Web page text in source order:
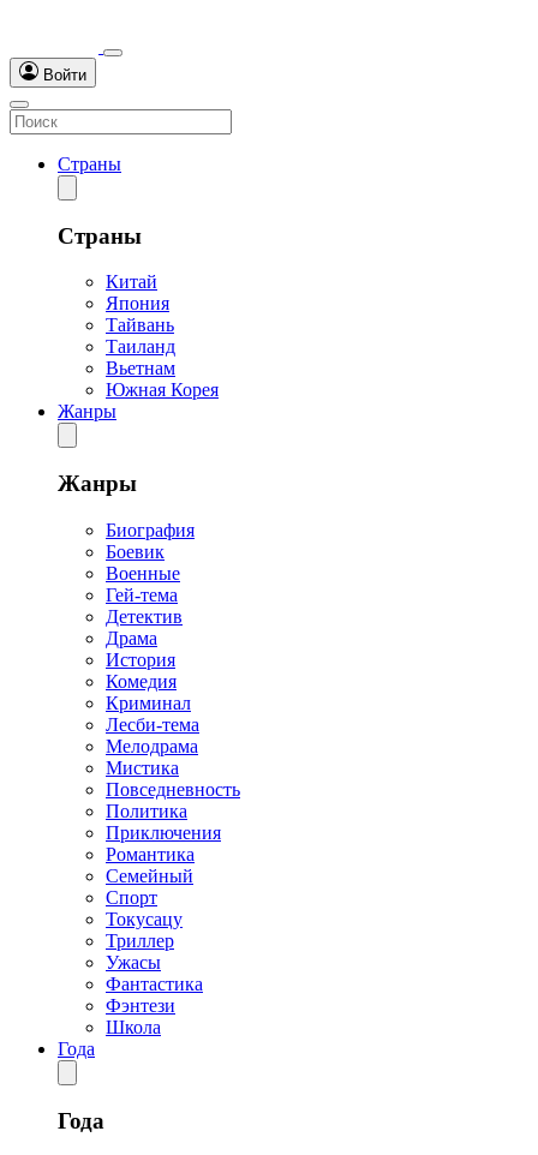
Войти
Страны
Страны
Китай
Япония
Тайвань
Таиланд
Вьетнам
Южная Корея
Жанры
Жанры
Биография
Боевик
Военные
Гей-тема
Детектив
Драма
История
Комедия
Криминал
Лесби-тема
Мелодрама
Мистика
Повседневность
Политика
Приключения
Романтика
Семейный
Спорт
Токусацу
Триллер
Ужасы
Фантастика
Фэнтези
Школа
Года
Года